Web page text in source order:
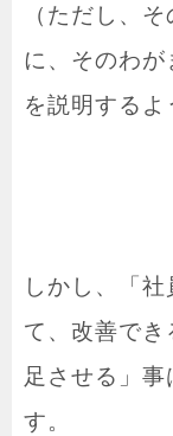
（ただし、
に、そのわ
を説明するよ
しかし、「
て、改善でき
足させる」事
す。